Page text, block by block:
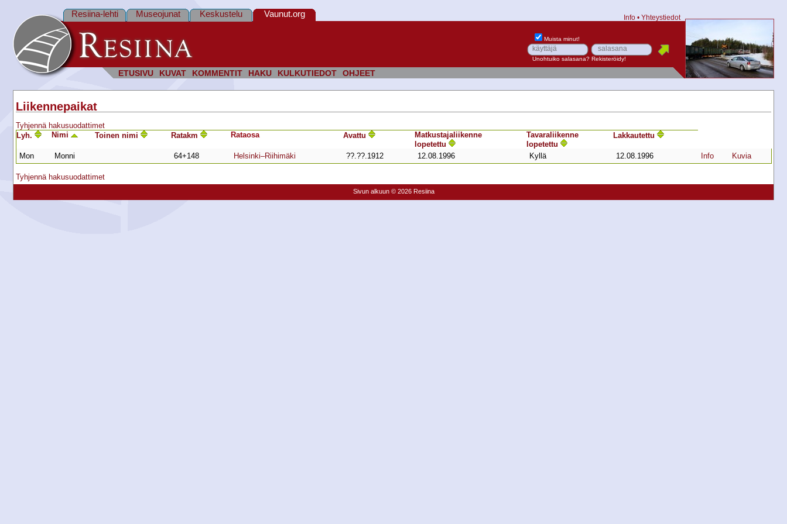
ETUSIVU KUVAT KOMMENTIT HAKU KULKUTIEDOT OHJEET
Resiina-lehti Museojunat Keskustelu Vaunut.org Info • Yhteystiedot
Muista minut!
Unohtuiko salasana? Rekisteröidy!
Liikennepaikat
Tyhjennä hakusuodattimet
Lyh.
Nimi Toinen nimi Ratakm Rata­osa Avattu
Matkustaja­liikenne
lopetettu
Tavara­liikenne
lopetettu
Lakkautettu
Mon Monni 64+148 Helsinki–Riihimäki ??.??.1912 12.08.1996 Kyllä 12.08.1996 Info Kuvia
Tyhjennä hakusuodattimet
Sivun alkuun © 2026 Resiina